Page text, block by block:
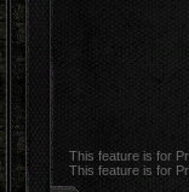
This feature is for
This feature is for